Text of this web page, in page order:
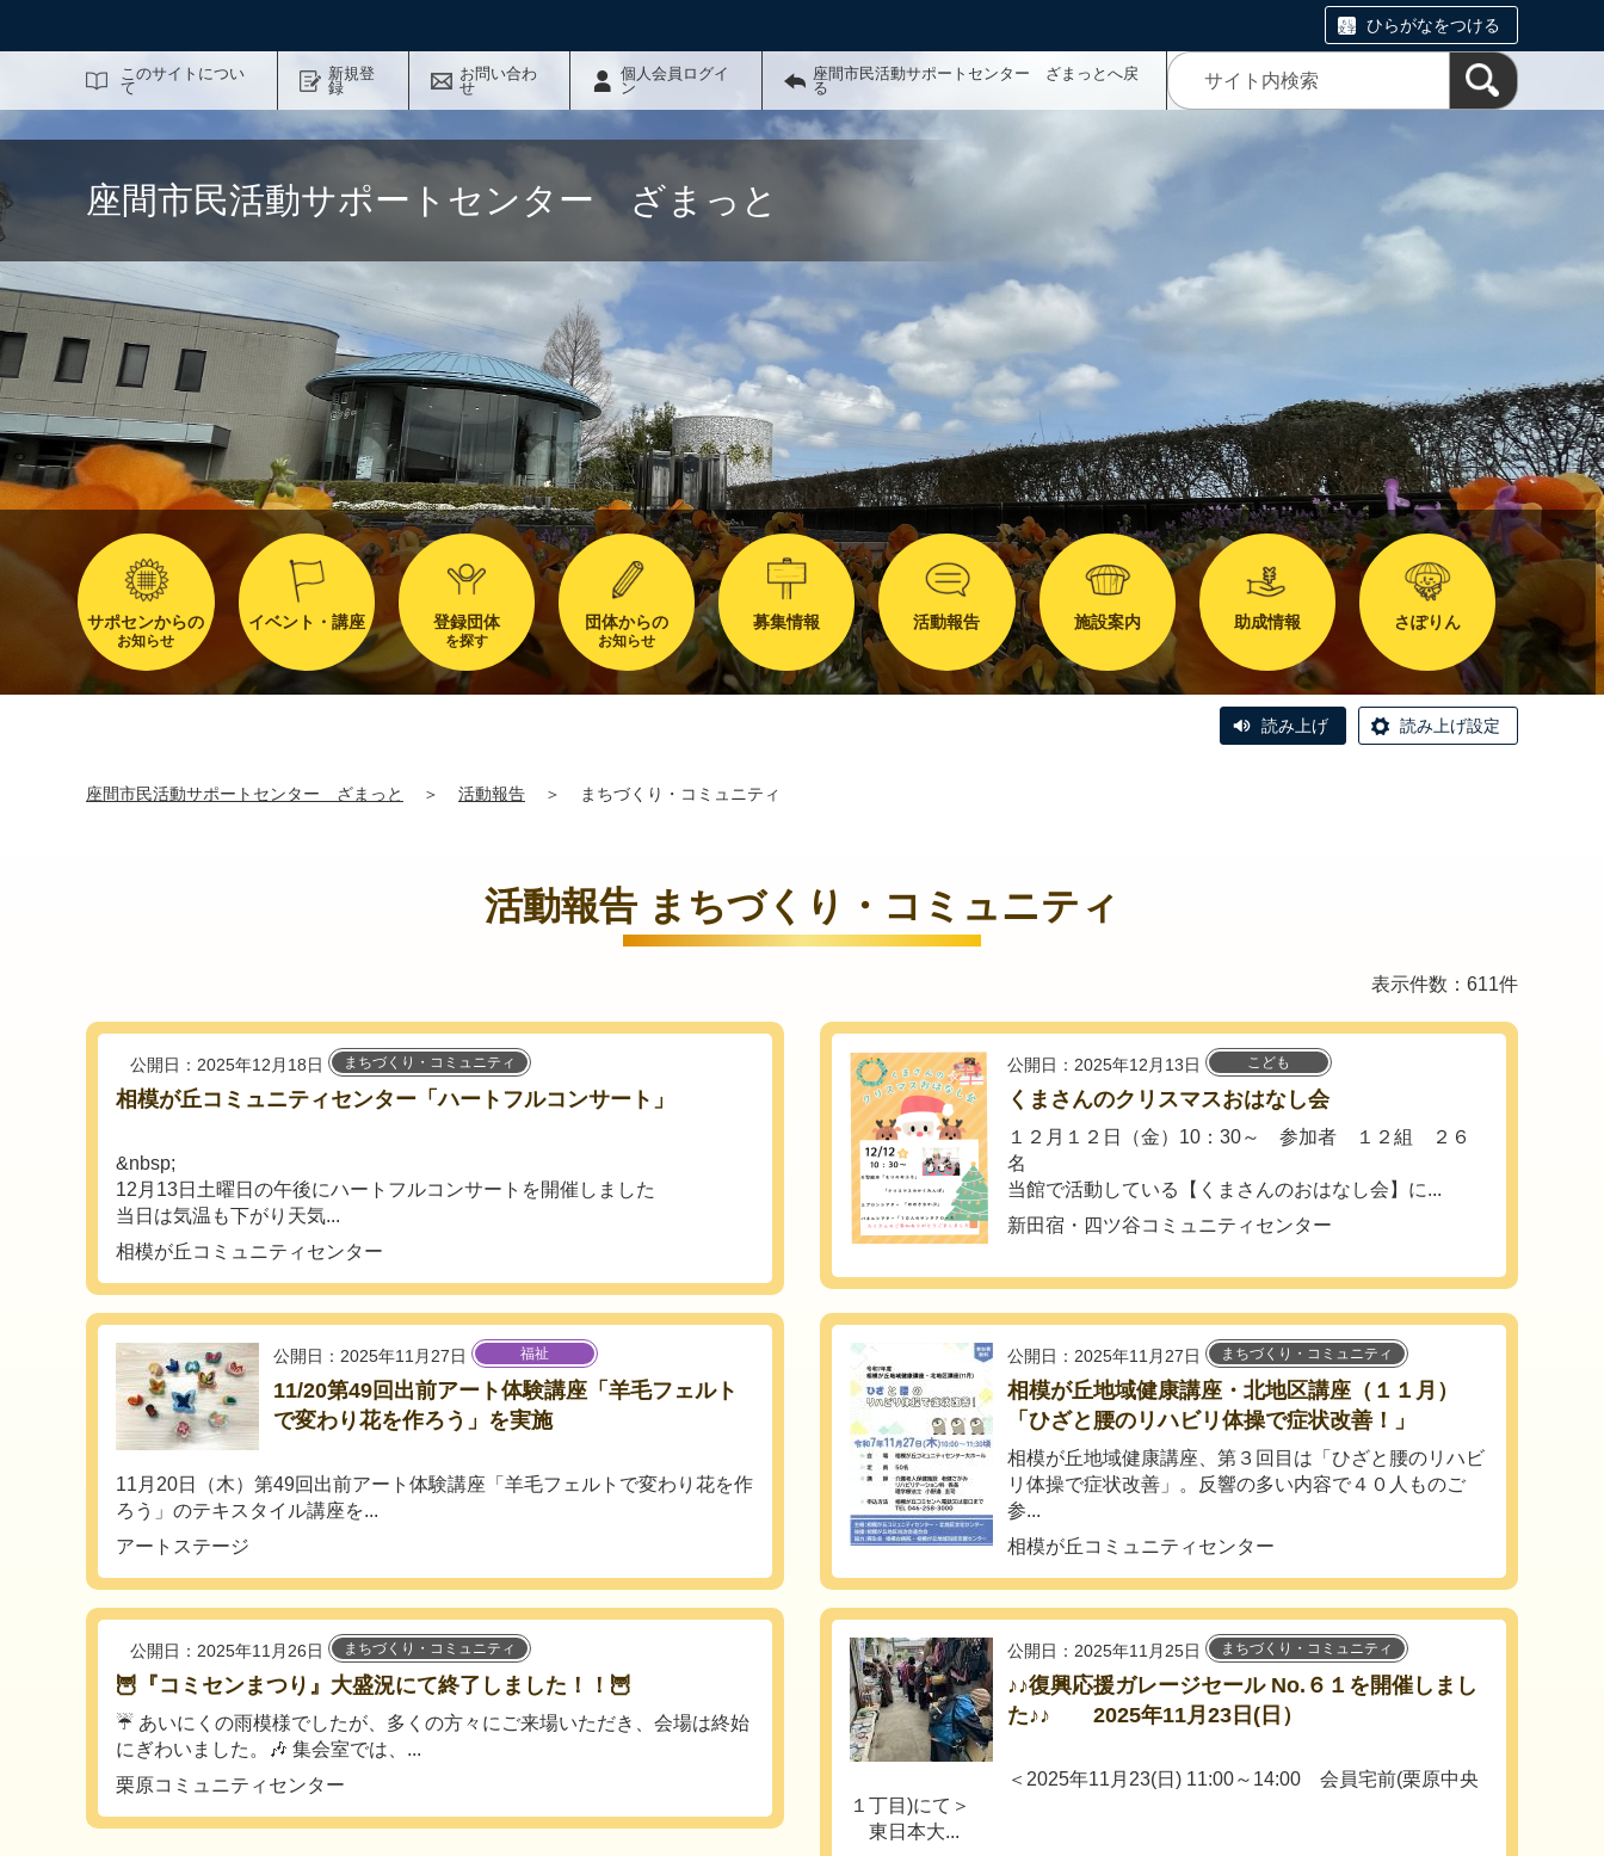
ひらがなをつける
このサイトについ
て
新規登
録
お問い合わ
せ
個人会員ログイ
ン
座間市民活動サポートセンター ざまっとへ戻
る
座間市民活動サポートセンター ざまっと
サポセンからの
お知らせ
イベント・講座 登録団体
を探す
団体からの
お知らせ
募集情報 活動報告 施設案内 助成情報 さぽりん
読み上げ 読み上げ設定
座間市民活動サポートセンター ざまっと ＞ 活動報告 ＞ まちづくり・コミュニティ
活動報告 まちづくり・コミュニティ
表示件数：611件
公開日：2025年12月18日 まちづくり・コミュニティ
相模が丘コミュニティセンター「ハートフルコンサート」
&nbsp;
12月13日土曜日の午後にハートフルコンサートを開催しました
当日は気温も下がり天気...
相模が丘コミュニティセンター
公開日：2025年12月13日 こども
くまさんのクリスマスおはなし会
１２月１２日（金）10：30～ 参加者 １２組 ２６
名
当館で活動している【くまさんのおはなし会】に...
新田宿・四ツ谷コミュニティセンター
公開日：2025年11月27日 福祉
11/20第49回出前アート体験講座「羊毛フェルト
で変わり花を作ろう」を実施
11月20日（木）第49回出前アート体験講座「羊毛フェルトで変わり花を作
ろう」のテキスタイル講座を...
アートステージ
公開日：2025年11月27日 まちづくり・コミュニティ
相模が丘地域健康講座・北地区講座（１１月）
「ひざと腰のリハビリ体操で症状改善！」
相模が丘地域健康講座、第３回目は「ひざと腰のリハビ
リ体操で症状改善」。反響の多い内容で４０人ものご
参...
相模が丘コミュニティセンター
公開日：2025年11月26日 まちづくり・コミュニティ
🦉『コミセンまつり』大盛況にて終了しました！！🦉
☔ あいにくの雨模様でしたが、多くの方々にご来場いただき、会場は終始
にぎわいました。🎶 集会室では、...
栗原コミュニティセンター
公開日：2025年11月25日 まちづくり・コミュニティ
♪♪復興応援ガレージセール No.６１を開催しまし
た♪♪ 2025年11月23日(日）
＜2025年11月23(日) 11:00～14:00 会員宅前(栗原中央
１丁目)にて＞
東日本大...